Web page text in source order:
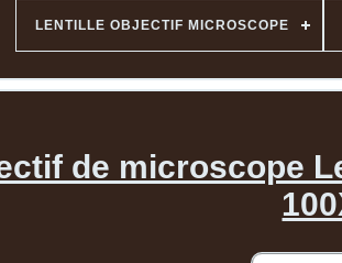
LENTILLE OBJECTIF MICROSCOPE
de microscope